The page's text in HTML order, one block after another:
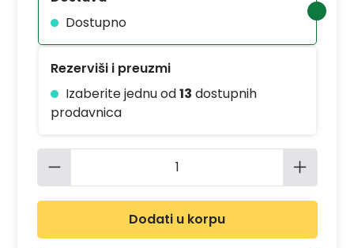
Dostupno
Rezerviši i preuzmi
Izaberite jednu od13 dostupnih
prodavnica
Količina proizvoda: Unesite
Dodati u korpu